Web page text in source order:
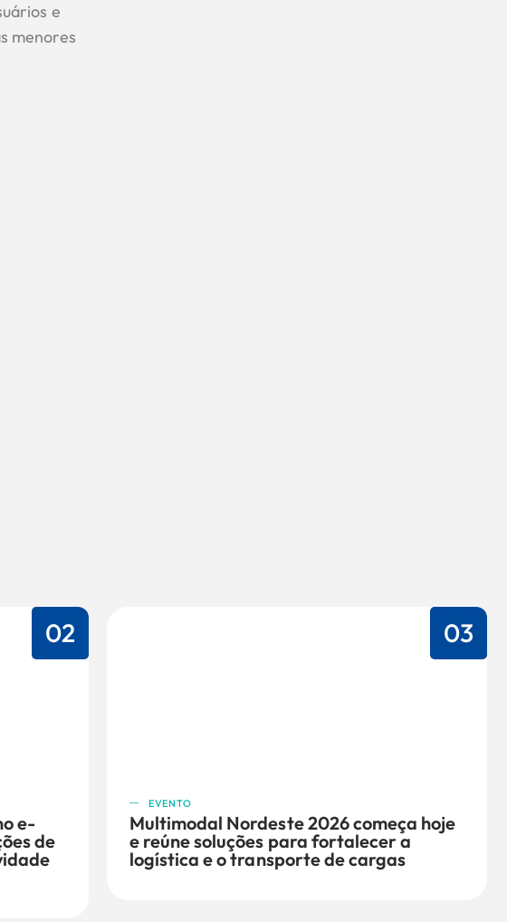
e
menores
02
e-
de
03
EVENTO
Multimodal Nordeste 2026 começa hoje
e reúne soluções para fortalecer a
logística e o transporte de cargas